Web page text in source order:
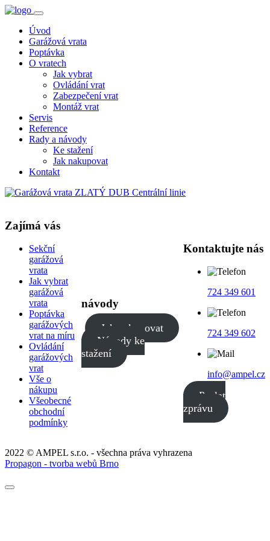
Úvod
Garážová vrata
Poptávka
O vratech
Jak vybrat
Ovládání vrat
Zabezpečení vrat
Montáž vrat
Servis
Reference
Rady a návody
Ke stažení
Jak nakupovat
Kontakt
Zajímá vás
Sekční
garážová
vrata
Jak vybrat
garážová
vrata
Poptávka
garážových
vrat na míru
Ovládání
garážových
vrat
Vše o
nákupu
Všeobecné
obchodní
podmínky
návody
Jak nakupovat
Návody ke
stažení
Kontaktujte nás
724 349 601
724 349 602
info@ampel.cz
Poslat
zprávu
2022 © AMPEL s.r.o. - všechna práva vyhrazena
Propagon - tvorba webů Brno